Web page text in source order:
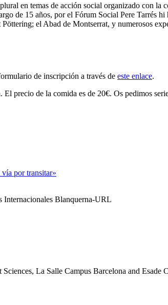
en temas de acción social organizado con
de 15 años, por el Fórum Social Pere Tarrés
el Abad de Montserrat, y numerosos
de inscripción a través de este enlace.
precio de la comida es de 20€. Os pedimos
por transitar»
Internacionales Blanquerna-URL
La Salle Campus Barcelona and Esade